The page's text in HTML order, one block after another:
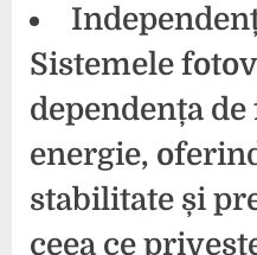
Sistemele
dependența
energie,
stabilitate și
ceea ce